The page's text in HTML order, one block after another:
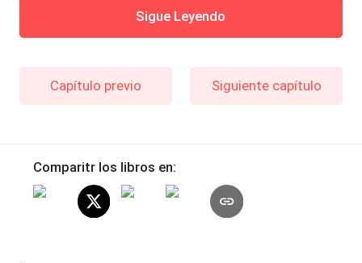
Sigue Leyendo
Capítulo previo Siguiente capítulo
Comparitr los libros en: